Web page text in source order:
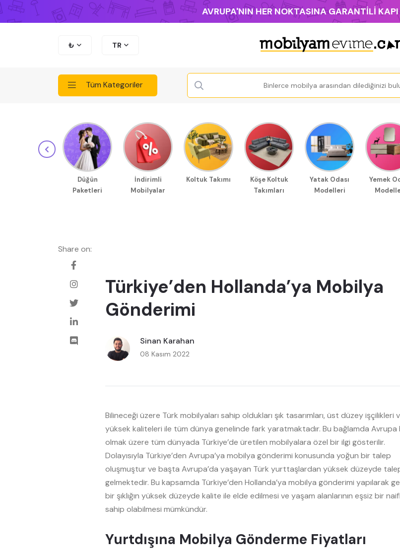
AVRUPA'NIN HER NOKTASINA GARANTİLİ
₺ TR
Tüm Kategoriler
Düğün
Paketleri
İndirimli
Mobilyalar
Koltuk Takımı
Köşe Koltuk
Takımları
Yatak Odası
Modelleri
Yemek
Share on:
Türkiye’den Hollanda’ya Mobilya
Gönderimi
Sinan Karahan
08 Kasım 2022
Bilineceği üzere Türk mobilyaları sahip oldukları şık tasarımları, üst düzey işçilikleri
yüksek kaliteleri ile tüm dünya genelinde fark yaratmaktadır. Bu bağlamda
olmak üzere tüm dünyada Türkiye’de üretilen mobilyalara özel bir ilgi gösterilir.
Dolayısıyla Türkiye’den Avrupa’ya mobilya gönderimi konusunda yoğun bir talep
oluşmuştur ve başta Avrupa’da yaşayan Türk yurttaşlardan yüksek düzeyde
gelmektedir. Bu kapsamda Türkiye’den Hollanda’ya mobilya gönderimi yapılarak
bir şıklığın yüksek düzeyde kalite ile elde edilmesi ve yaşam alanlarının eşsiz bir
sahip olabilmesi mümkündür.
Yurtdışına Mobilya Gönderme Fiyatları